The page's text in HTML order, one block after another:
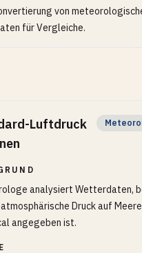
von
für Vergleiche.
Luftdruck
analysiert Wetterdaten,
Druck auf
angegeben ist.